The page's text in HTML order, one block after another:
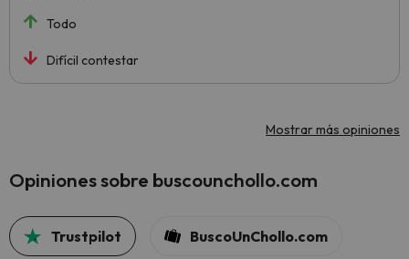
Todo
Difícil contestar
Mostrar más opiniones
Opiniones sobre buscounchollo.com
Trustpilot BuscoUnChollo.com